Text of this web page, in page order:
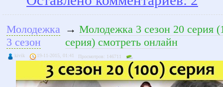
Молодежка
3 сезон
→ Молодежка 3 сезон 20 серия
серия) смотреть онлайн
kivik 19-11-2015, 01:41 Просмотров: 146711